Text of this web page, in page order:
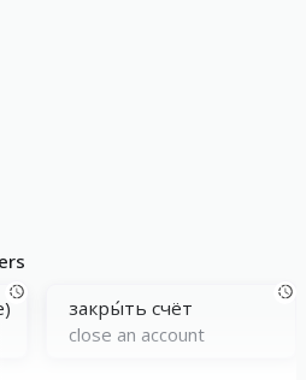
закры́ть счёт
close an account